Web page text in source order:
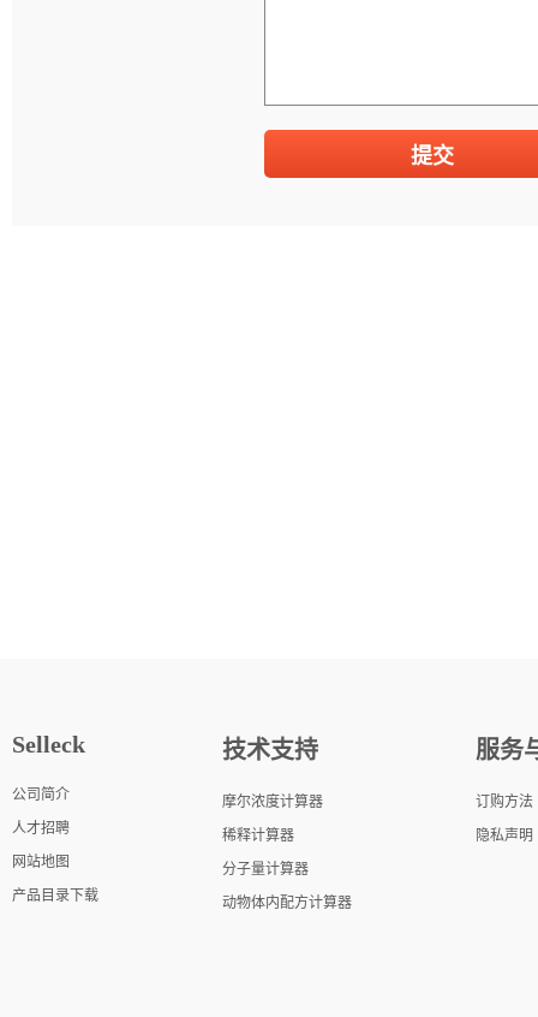
Selleck
公司简介
人才招聘
网站地图
产品目录下载
技术支持
摩尔浓度计算器
稀释计算器
分子量计算器
动物体内配方计算器
服务
订购方法
隐私声明